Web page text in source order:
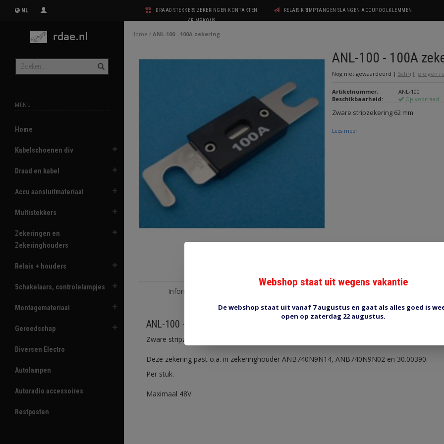
NL
DRAAD STEKKERS ZEKERINGEN KONTAKTEN
KRIMPKOUS
RELAIS KRIMPTANGEN SLANGEN ACCUPOOLKLEMMEN
MENU
Home
Kabelschoenen div
Draad en kabel
Accu aansluitmateriaal
Multistekkers
Zekeringen en
Zekeringhouders
Relais + houders
Schakelaars, controlelampjes
Montagemateriaal
Gereedschap
Diversen Electro
Autolampen
Autoradio accessoires
Restposten
Home / ANL-100 - 100A zekering
ANL-100 - 100A
Nog niet gewaardeerd | Schrijf je eigen
Artikelnummer:
ANL-100
Beschikbaarheid:
Op voorraad
Zware stripzekering 62 mm
Lees meer
Informatie
ANL-100 - 100A zekering
Zware stripzekering 100A, serie 547 voor zekeringhouders met een boutafstand van 62mm.
Deze zekering past o.a. in zekeringhouder ANB740N9N14, ANB740N9N02 en 30.00390.
Per stuk.
Maximaal 48V.
Webshop staat uit wegens vakantie
De webshop staat uit vanaf 7 augustus en gaat als alles goed is
open op zaterdag 22 augustus.